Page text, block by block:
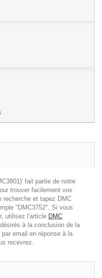
fait partie de notre
trouver facilement vos
recherche et tapez DMC
"DMC3752". Si vous
utilisez l'article DMC
à la conclusion de la
email en réponse à la
recevrez.